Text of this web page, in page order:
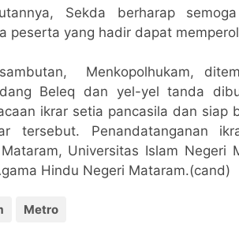
Sekda berharap
peserta yang hadir dapat
Menkopolhukam,
Beleq dan yel-yel tanda
ikrar setia pancasila dan siap
tersebut. Penandatanganan
Universitas Islam Negeri
Hindu Negeri Mataram.(cand)
Metro